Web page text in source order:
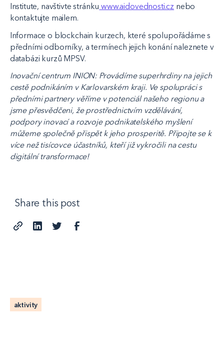
Institute, navštivte stránku www.aidovednosti.cz nebo
kontaktujte mailem.
Informace o blockchain kurzech, které spolupořádáme s
předními odborníky, a termínech jejich konání naleznete v
databázi kurzů MPSV.
Inovační centrum INION: Provádíme superhrdiny na jejich
cestě podnikáním v Karlovarském kraji. Ve spolupráci s
předními partnery věříme v potenciál našeho regionu a
jsme přesvědčeni, že prostřednictvím vzdělávání,
podpory inovací a rozvoje podnikatelského myšlení
můžeme společně přispět k jeho prosperitě. Připojte se k
více než tisícovce účastníků, kteří již vykročili na cestu
digitální transformace!
Share this post
aktivity